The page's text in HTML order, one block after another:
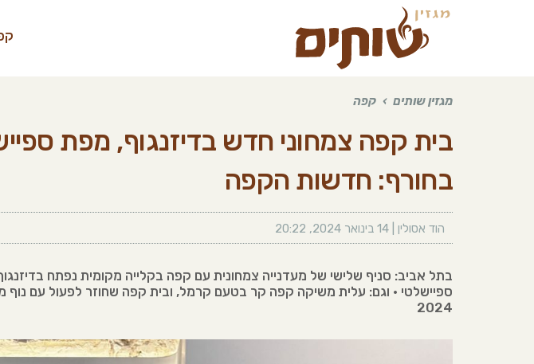
מגזין שותים › קפה
בית קפה צמחוני חדש בדיזנגוף, מפת
בחורף: חדשות הקפה
הוד אסולין 14 בינואר 2024 ,
20:22
בתל אביב: סניף שלישי של מעדנייה צמחונית עם קפה בקלייה מקומית נפתח
ספיישלטי • וגם: עלית משיקה קפה קר בטעם קרמל, ובית קפה שחוזר לפעול עם נוף
2024